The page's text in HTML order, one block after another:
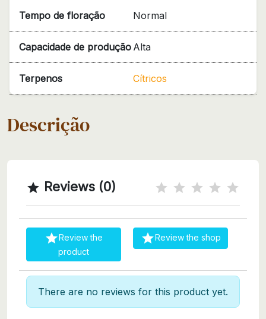
Tempo de floração Normal
Capacidade de produção Alta
Terpenos Cítricos
Descrição
 Reviews (0)
Review the
product
Review the shop
There are no reviews for this product yet.